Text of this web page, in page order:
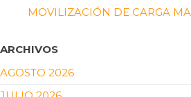
MOVILIZACIÓN DE CARGA
ARCHIVOS
AGOSTO 2026